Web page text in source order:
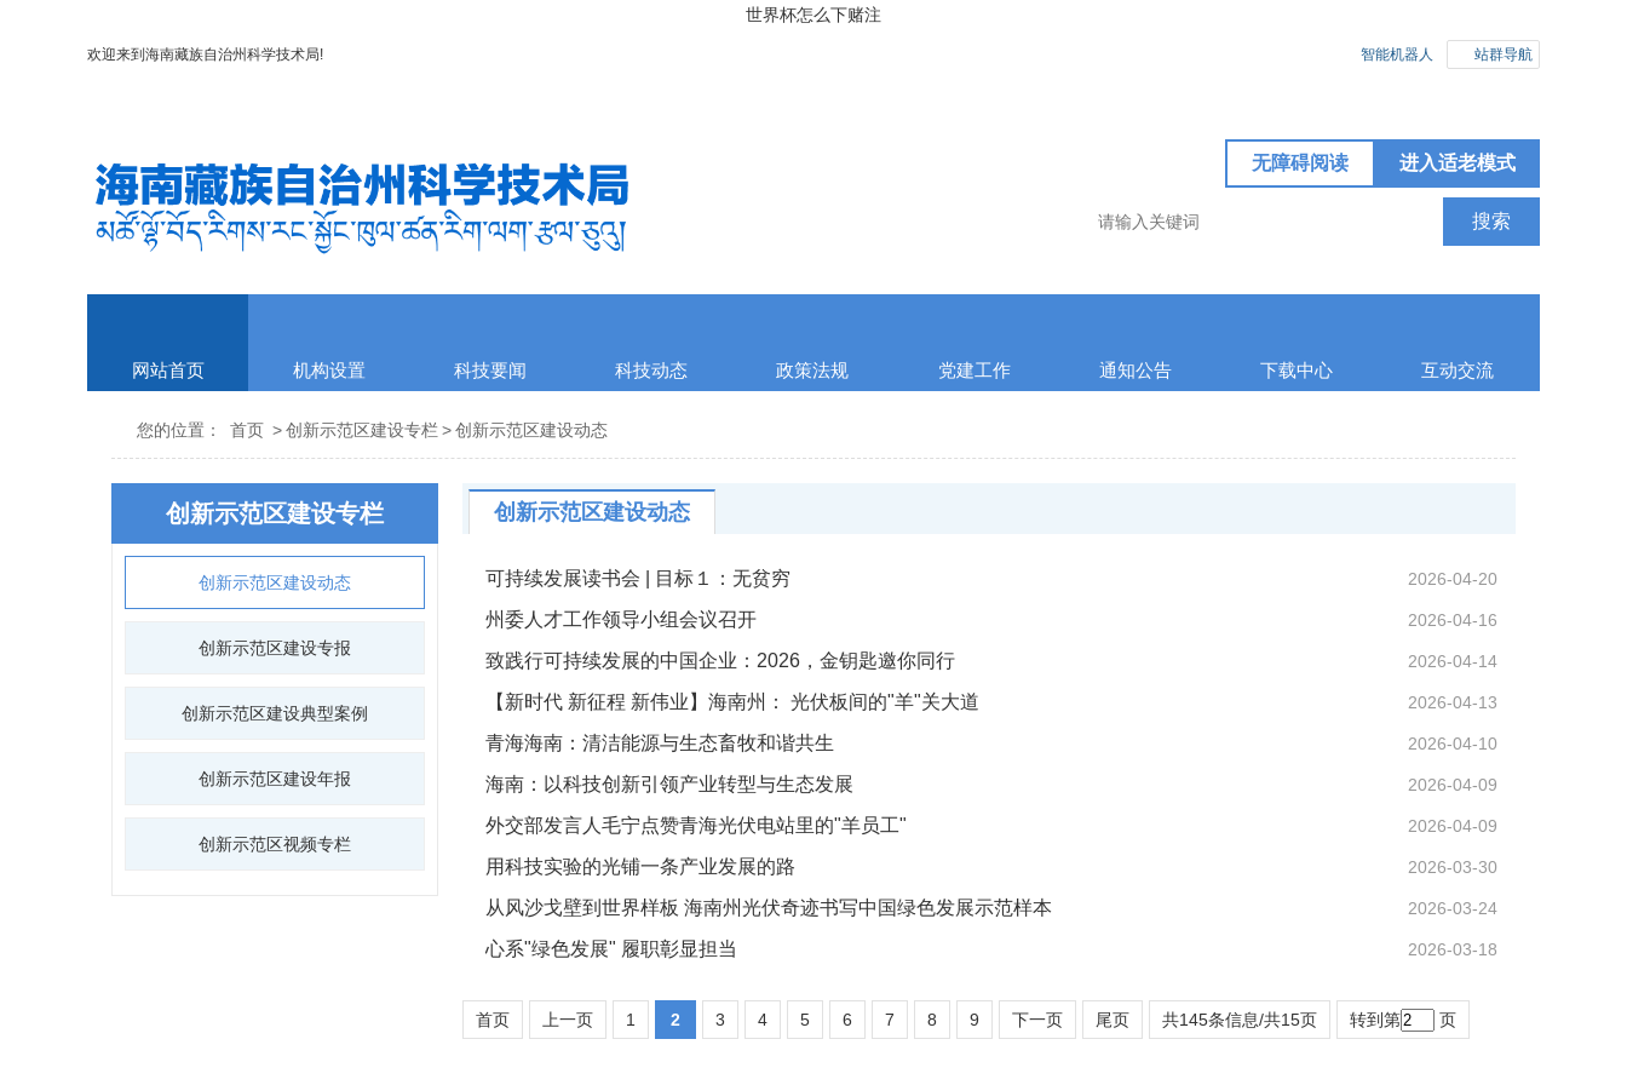
世界杯怎么下赌注
站群导航
智能机器人
欢迎来到 海南藏族自治州科学技术局!
进入适老模式
无障碍阅读
网站首页 机构设置 科技要闻 科技动态 政策法规 党建工作 通知公告 下载中心 互动交流
您的位置： 首页 >创新示范区建设专栏>创新示范区建设动态
创新示范区建设专栏
创新示范区建设动态
创新示范区建设专报
创新示范区建设典型案例
创新示范区建设年报
创新示范区视频专栏
创新示范区建设动态
2026-04-20
可持续发展读书会 | 目标１：无贫穷
2026-04-16
州委人才工作领导小组会议召开
2026-04-14
致践行可持续发展的中国企业：2026，金钥匙邀你同行
2026-04-13
【新时代 新征程 新伟业】海南州： 光伏板间的"羊"关大道
2026-04-10
青海海南：清洁能源与生态畜牧和谐共生
2026-04-09
海南：以科技创新引领产业转型与生态发展
2026-04-09
外交部发言人毛宁点赞青海光伏电站里的"羊员工"
2026-03-30
用科技实验的光铺一条产业发展的路
2026-03-24
从风沙戈壁到世界样板 海南州光伏奇迹书写中国绿色发展示范样本
2026-03-18
心系"绿色发展" 履职彰显担当
首页 上一页 1 2 3 4 5 6 7 8 9 下一页 尾页 共145条信息/共15页 转到第 页